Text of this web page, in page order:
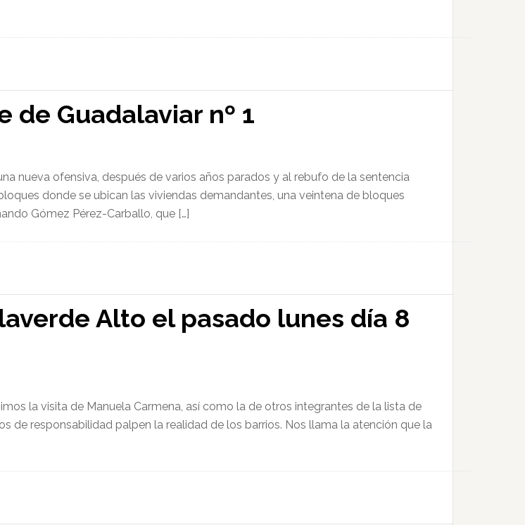
de Guadalaviar nº 1
nueva ofensiva, después de varios años parados y al rebufo de la sentencia
donde se ubican las viviendas demandantes, una veintena de bloques
Gómez Pérez-Carballo, que […]
Alto el pasado lunes día 8
la visita de Manuela Carmena, así como la de otros integrantes de la lista de
de responsabilidad palpen la realidad de los barrios. Nos llama la atención que la